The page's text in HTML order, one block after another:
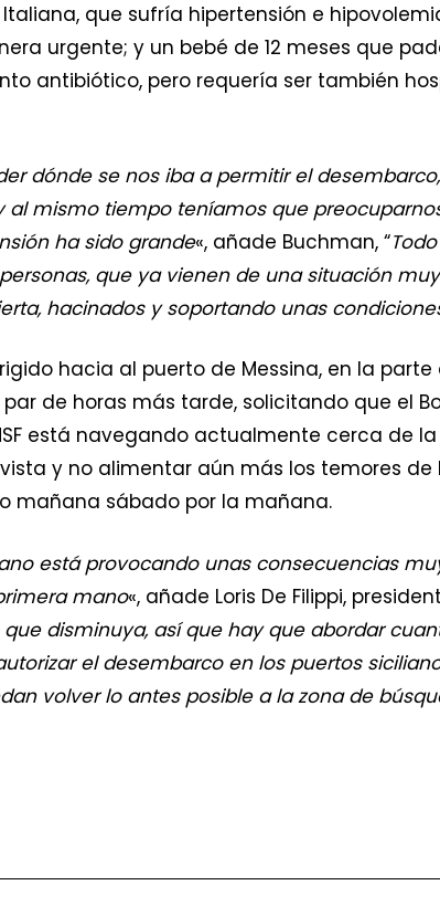
que sufría hipertensión e
urgente; y un bebé de 12 meses que
antibiótico, pero requería ser también
dónde se nos iba a permitir el
mismo tiempo teníamos que
ha sido grande«, añade Buchman, “
que ya vienen de una situación
hacinados y soportando unas
hacia al puerto de Messina, en la parte
de horas más tarde, solicitando que el
está navegando actualmente cerca de
y no alimentar aún más los temores de
mañana sábado por la mañana.
está provocando unas consecuencias
mano«, añade Loris De Filippi,
disminuya, así que hay que abordar
el desembarco en los puertos
volver lo antes posible a la zona de